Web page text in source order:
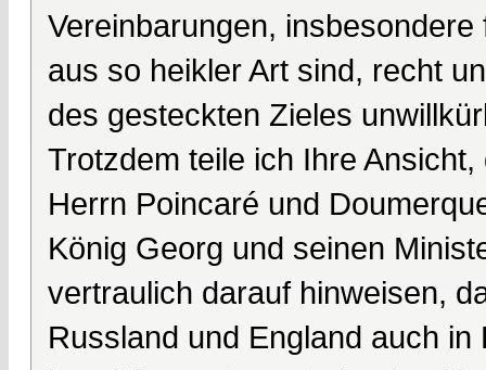
Vereinbarungen,
aus so heikler Art sind, recht
des gesteckten Zieles
Trotzdem teile ich Ihre
Herrn Poincaré und
König Georg und seinen
vertraulich darauf hinweisen,
Russland und England auch